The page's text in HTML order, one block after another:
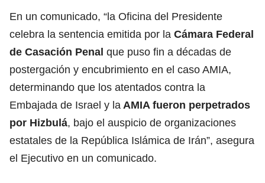
En un comunicado, “la Oficina del Presidente
celebra la sentencia emitida por la Cámara Federal
de Casación Penal que puso fin a décadas de
postergación y encubrimiento en el caso AMIA,
determinando que los atentados contra la
Embajada de Israel y la AMIA fueron perpetrados
por Hizbulá, bajo el auspicio de organizaciones
estatales de la República Islámica de Irán”, asegura
el Ejecutivo en un comunicado.